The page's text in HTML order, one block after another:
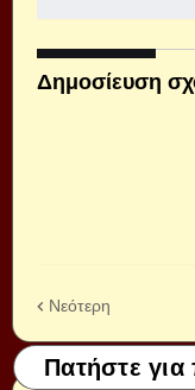
Δημοσίευση
Νεότερη
Πατήστε για